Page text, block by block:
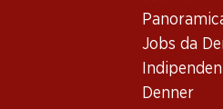
Jobs da
Denner
Spumante_old
Maturità di beva
1 anno dall'acquisto